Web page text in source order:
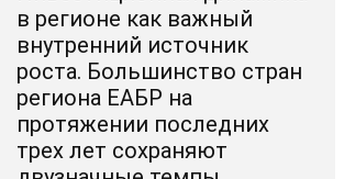
в регионе как важный
внутренний источник
роста. Большинство стран
региона ЕАБР на
протяжении последних
трех лет сохраняют